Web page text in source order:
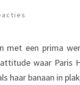
met een prima
waar Paris
haar banaan in